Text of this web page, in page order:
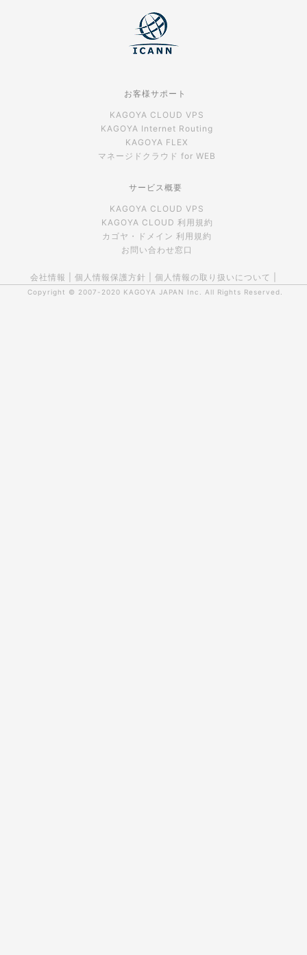
お客様サポート
KAGOYA CLOUD VPS
KAGOYA Internet Routing
KAGOYA FLEX
マネージドクラウド for WEB
サービス概要
KAGOYA CLOUD VPS
KAGOYA CLOUD 利用規約
カゴヤ・ドメイン 利用規約
お問い合わせ窓口
会社情報 個人情報保護方針 個人情報の取り扱いについて
Copyright © 2007-2020 KAGOYA JAPAN Inc. All Rights Reserved.